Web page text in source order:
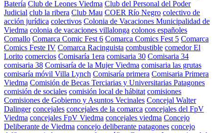
Batería Club de Leones Viedma Club del Personal del Poder
Judicial club la ribera Club Mau COER Río Negro colectivo de
acción jurídica colectivos Colonia de Vacaciones Municipalidad de
Viedma colonia de vacaciones villalonga colonos españoles
Comallo Comarca Comic Fest 6 Comarca Comics Fest 5 Comarca
Comics Feste IV Comarca Racinguista combustible comedor El
Lorito comercios Comisaría 1era comisaria 30 Comisaria 34
comisaria 38 Comisaría de la Mujer Viedma comisaria las grutas
comisaría móvil Villa Lynch Comisaría primera Comisaria Primera
Viedma Comisión de Becas Terciarias y Universitarias Patagones
comisión de sociales comisión local de hábitat comisiones
Comisiones de Gobierno y Asuntos Vecinales Concejal Walter
Dalinger concejales concejales de la comarca concejales del FpV
Viedma concejales FpV Viedma concejales viedma Concejo
Deliberante de Viedma concejo deliberante patagones concejo